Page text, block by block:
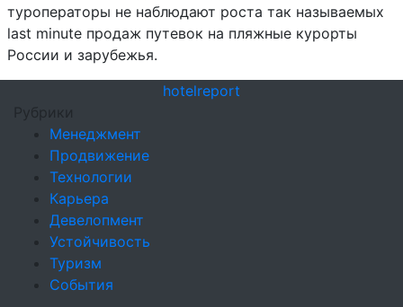
туроператоры не наблюдают роста так называемых
last minute продаж путевок на пляжные курорты
России и зарубежья.
hotelreport
Рубрики
Менеджмент
Продвижение
Технологии
Карьера
Девелопмент
Устойчивость
Туризм
События